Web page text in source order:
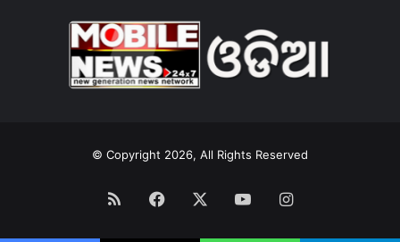
© Copyright 2026, All Rights Reserved
RSS Facebook YouTubeInstagram